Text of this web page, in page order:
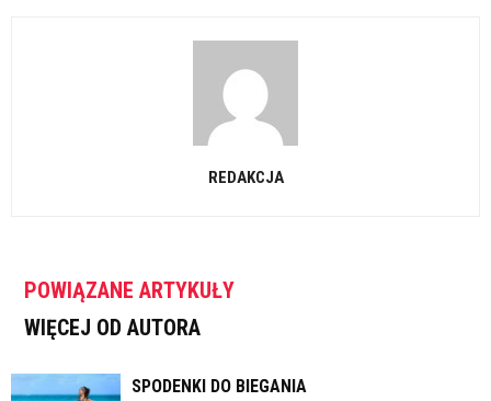
REDAKCJA
POWIĄZANE ARTYKUŁY
WIĘCEJ OD AUTORA
SPODENKI DO BIEGANIA